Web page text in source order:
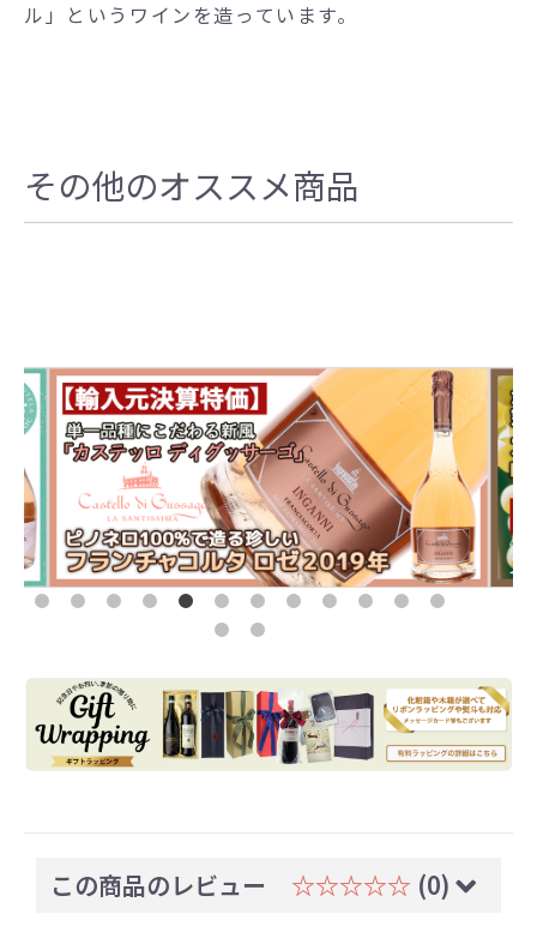
ル」というワインを造っています。
その他のオススメ商品
この商品のレビュー ☆☆☆☆☆ (0)